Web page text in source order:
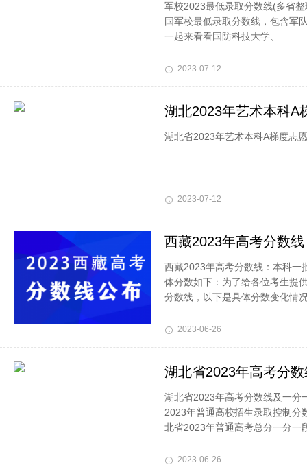
军校2023最低录取分数线(多省
国军校最低录取分数线，包含军
一起来看看国防科技大学、
2023-07-12
湖北2023年艺术本科A
湖北省2023年艺术本科A梯度志
2023-07-12
西藏2023年高考分数
西藏2023年高考分数线：本科一
体分数如下：为了给各位考生提
分数线，以下是具体分数变化情
2023-06-26
湖北省2023年高考分
湖北省2023年高考分数线及一分
2023年普通高校招生录取控制分
北省2023年普通高考总分一分一
2023-06-26